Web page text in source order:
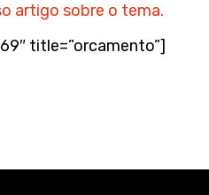
artigo sobre o tema.
title=”orcamento”]